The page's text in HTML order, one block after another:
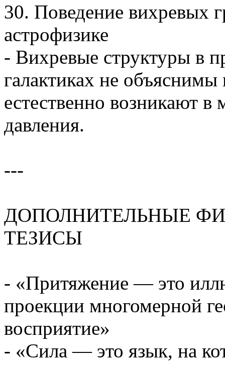
30. Поведение вихревых
астрофизике
- Вихревые структуры в
галактиках не
естественно возникают в
давления.
---
ДОПОЛНИТЕЛЬНЫЕ
ТЕЗИСЫ
- «Притяжение — это
проекции многомерной
восприятие»
- «Сила — это язык, на